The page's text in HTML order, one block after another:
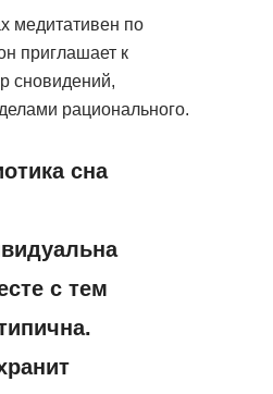
медитативен по
приглашает к
сновидений,
рационального.
сна
с тем